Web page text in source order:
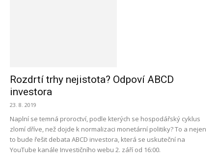
Rozdrtí trhy nejistota? Odpoví ABCD
investora
23. 8. 2019
Naplní se temná proroctví, podle kterých se hospodářský cyklus
zlomí dříve, než dojde k normalizaci monetární politiky? To a nejen
to bude řešit debata ABCD investora, která se uskuteční na
YouTube kanále Investičního webu 2. září od 16:00.